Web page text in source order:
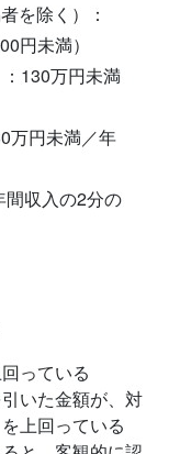
を除く）：
円未満）
130万円未満
万円未満／年
間収入の2分の
っている
いた金額が、対
上回っている